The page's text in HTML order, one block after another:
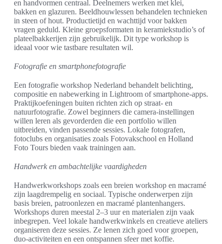
en handvormen centraal. Deelnemers werken met klei,
bakken en glazuren. Beeldhouwlessen behandelen technieken
in steen of hout. Productietijd en wachttijd voor bakken
vragen geduld. Kleine groepsformaten in keramiekstudio’s of
plateelbakkerijen zijn gebruikelijk. Dit type workshop is
ideaal voor wie tastbare resultaten wil.
Fotografie en smartphonefotografie
Een fotografie workshop Nederland behandelt belichting,
compositie en nabewerking in Lightroom of smartphone-apps.
Praktijkoefeningen buiten richten zich op straat- en
natuurfotografie. Zowel beginners die camera-instellingen
willen leren als gevorderden die een portfolio willen
uitbreiden, vinden passende sessies. Lokale fotografen,
fotoclubs en organisaties zoals Fotovakschool en Holland
Foto Tours bieden vaak trainingen aan.
Handwerk en ambachtelijke vaardigheden
Handwerkworkshops zoals een breien workshop en macramé
zijn laagdrempelig en sociaal. Typische onderwerpen zijn
basis breien, patroonlezen en macramé plantenhangers.
Workshops duren meestal 2–3 uur en materialen zijn vaak
inbegrepen. Veel lokale handwerkwinkels en creatieve ateliers
organiseren deze sessies. Ze lenen zich goed voor groepen,
duo-activiteiten en een ontspannen sfeer met koffie.